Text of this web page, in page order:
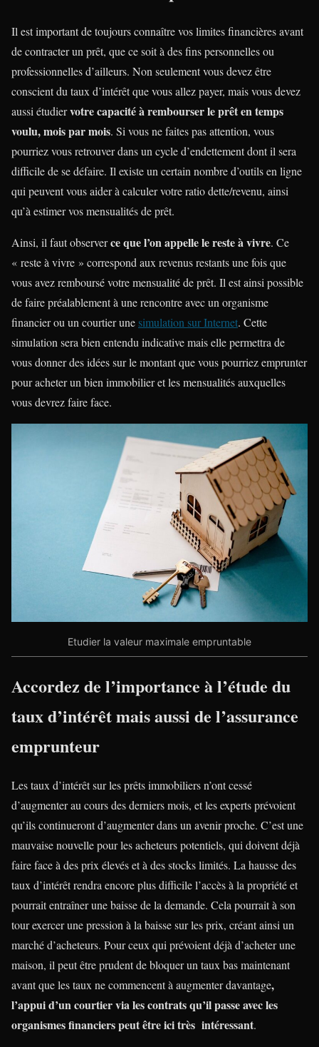
Il est important de toujours connaître vos limites financières avant
de contracter un prêt, que ce soit à des fins personnelles ou
professionnelles d’ailleurs. Non seulement vous devez être
conscient du taux d’intérêt que vous allez payer, mais vous devez
aussi étudiervotre capacité à rembourser le prêt en temps
voulu, mois par mois. Si vous ne faites pas attention, vous
pourriez vous retrouver dans un cycle d’endettement dont il sera
difficile de se défaire. Il existe un certain nombre d’outils en ligne
qui peuvent vous aider à calculer votre ratio dette/revenu, ainsi
qu’à estimer vos mensualités de prêt.
Ainsi, il faut observerce que l’on appelle le reste à vivre. Ce
« reste à vivre » correspond aux revenus restants une fois que
vous avez remboursé votre mensualité de prêt. Il est ainsi possible
de faire préalablement à une rencontre avec un organisme
financier ou un courtier une simulation sur Internet. Cette
simulation sera bien entendu indicative mais elle permettra de
vous donner des idées sur le montant que vous pourriez emprunter
pour acheter un bien immobilier et les mensualités auxquelles
vous devrez faire face.
Etudier la valeur maximale empruntable
Accordez de l’importance à l’étude du
taux d’intérêt mais aussi de l’assurance
emprunteur
Les taux d’intérêt sur les prêts immobiliers n’ont cessé
d’augmenter au cours des derniers mois, et les experts prévoient
qu’ils continueront d’augmenter dans un avenir proche. C’est une
mauvaise nouvelle pour les acheteurs potentiels, qui doivent déjà
faire face à des prix élevés et à des stocks limités. La hausse des
taux d’intérêt rendra encore plus difficile l’accès à la propriété et
pourrait entraîner une baisse de la demande. Cela pourrait à son
tour exercer une pression à la baisse sur les prix, créant ainsi un
marché d’acheteurs. Pour ceux qui prévoient déjà d’acheter une
maison, il peut être prudent de bloquer un taux bas maintenant
avant que les taux ne commencent à augmenter davantage,
l’appui d’un courtier via les contrats qu’il passe avec les
organismes financiers peut être ici très intéressant.